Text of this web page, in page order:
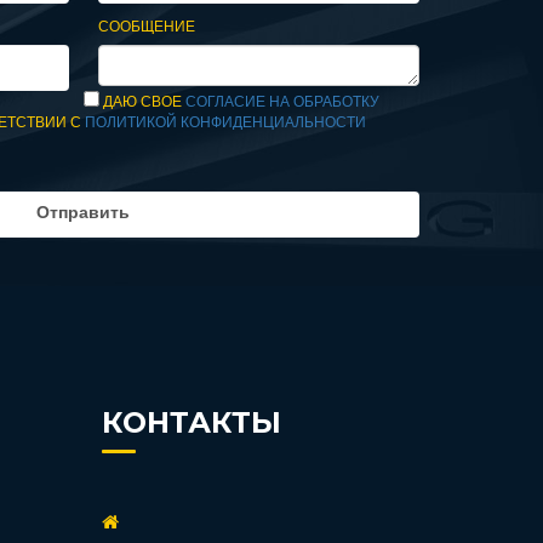
Welland (Великобритания)
Yanmar (Япония)
Zeus (Турция)
Азимут
Вепрь (Россия)
ММЗ (Беларусь)
СООБЩЕНИЕ
ДАЮ СВОЕСОГЛАСИЕ НА ОБРАБОТКУ
С ПОЛИТИКОЙ КОНФИДЕНЦИАЛЬНОСТИ
КОНТАКТЫ